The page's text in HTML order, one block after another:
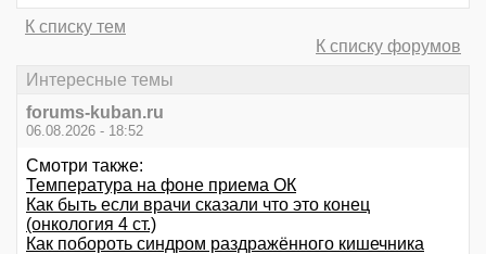
К списку тем
К списку форумов
Интересные темы
forums-kuban.ru
06.08.2026 - 18:52
Смотри также:
Температура на фоне приема ОК
Как быть если врачи сказали что это конец
(онкология 4 ст.)
Как побороть синдром раздражённого кишечника